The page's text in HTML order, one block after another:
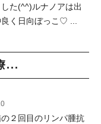
た(^^)ルナノアは出
く日向ぼっこ♡ ...
...
２回目のリンパ腫抗